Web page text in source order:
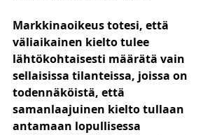
Markkinaoikeus totesi, että
väliaikainen kielto tulee
lähtökohtaisesti määrätä vain
sellaisissa tilanteissa, joissa on
todennäköistä, että
samanlaajuinen kielto tullaan
antamaan lopullisessa